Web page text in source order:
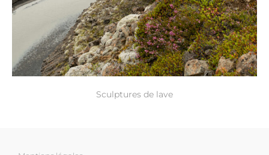
Sculptures de lave